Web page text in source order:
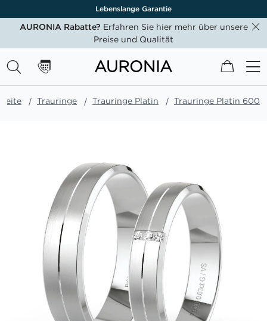
Lebenslange Garantie
AURONIA Rabatte? Erfahren Sie hier mehr über unsere
Preise und Qualität
Mein
Trauringe Trauringe Platin Trauringe Platin 600